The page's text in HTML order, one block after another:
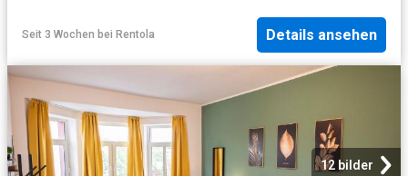
Seit 3 Wochen bei Rentola Details ansehen
12 bilder